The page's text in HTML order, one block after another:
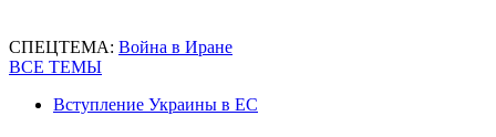
СПЕЦТЕМА: Война в Иране
ВСЕ ТЕМЫ
Вступление Украины в ЕС